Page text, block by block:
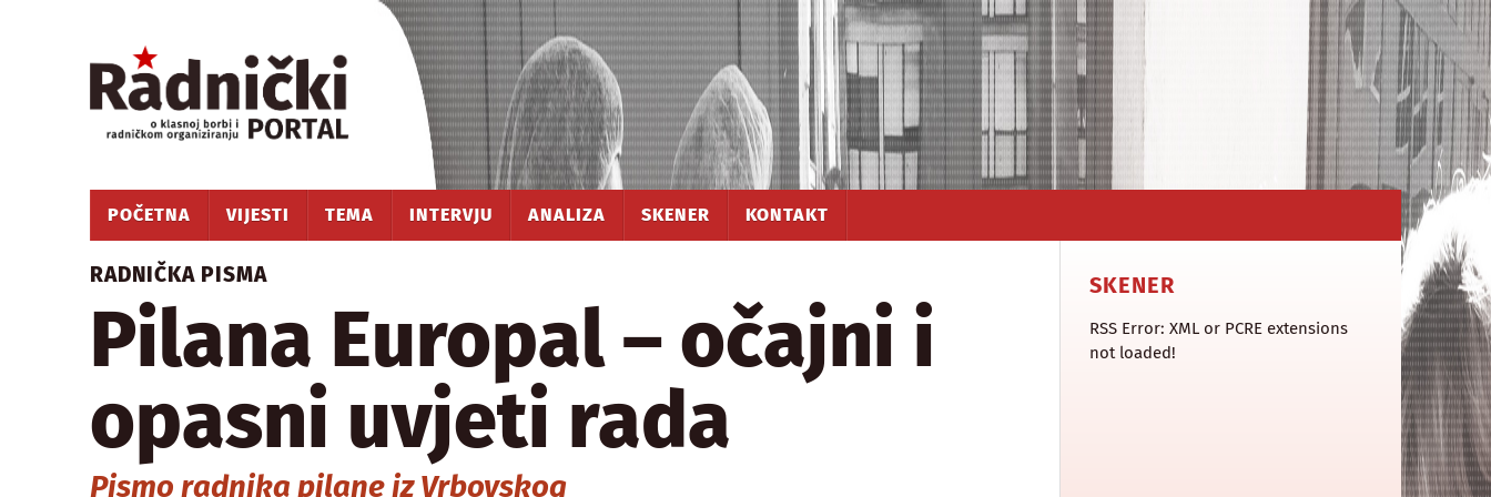
POČETNA VIJESTI TEMA INTERVJU ANALIZA SKENER KONTAKT
RADNIČKA PISMA
Pilana Europal – očajni i
opasni uvjeti rada
Pismo radnika pilane iz Vrbovskog
SKENER
RSS Error: XML or PCRE extensions
not loaded!